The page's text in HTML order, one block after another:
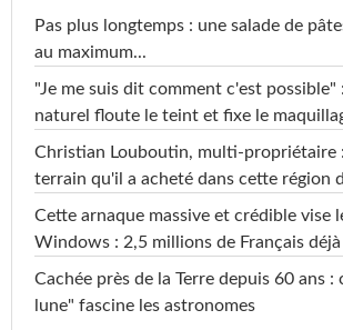
Pas plus longtemps : une salade de
au maximum...
"Je me suis dit comment c'est
naturel floute le teint et fixe le
Christian Louboutin, multi-propriétaire
terrain qu'il a acheté dans cette région
Cette arnaque massive et crédible vise
Windows : 2,5 millions de Français
Cachée près de la Terre depuis 60 ans :
lune" fascine les astronomes